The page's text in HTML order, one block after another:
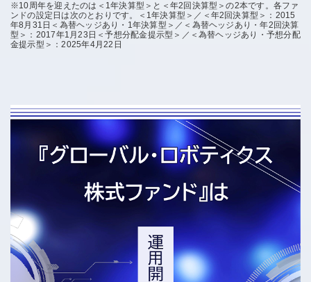
※10周年を迎えたのは＜1年決算型＞と＜年2回決算型＞の2本です。各ファ
ンドの設定日は次のとおりです。＜1年決算型＞／＜年2回決算型＞：2015
年8月31日＜為替ヘッジあり・1年決算型＞／＜為替ヘッジあり・年2回決算
型＞：2017年1月23日＜予想分配金提示型＞／＜為替ヘッジあり・予想分配
金提示型＞：2025年4月22日